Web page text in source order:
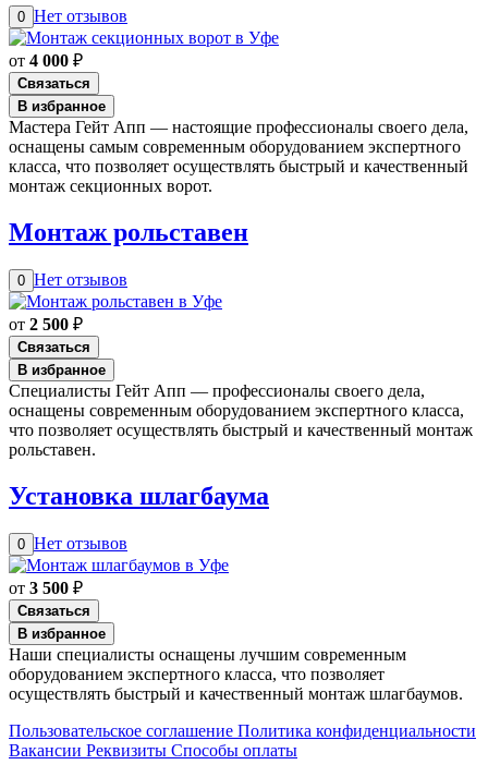
0 Нет отзывов
от 4 000 ₽
Связаться
В избранное
Мастера Гейт Апп — настоящие профессионалы своего дела,
оснащены самым современным оборудованием экспертного
класса, что позволяет осуществлять быстрый и качественный
монтаж секционных ворот.
Монтаж рольставен
0 Нет отзывов
от 2 500 ₽
Связаться
В избранное
Специалисты Гейт Апп — профессионалы своего дела,
оснащены современным оборудованием экспертного класса,
что позволяет осуществлять быстрый и качественный монтаж
рольставен.
Установка шлагбаума
0 Нет отзывов
от 3 500 ₽
Связаться
В избранное
Наши специалисты оснащены лучшим современным
оборудованием экспертного класса, что позволяет
осуществлять быстрый и качественный монтаж шлагбаумов.
Пользовательское соглашение Политика конфиденциальности
Вакансии Реквизиты Способы оплаты